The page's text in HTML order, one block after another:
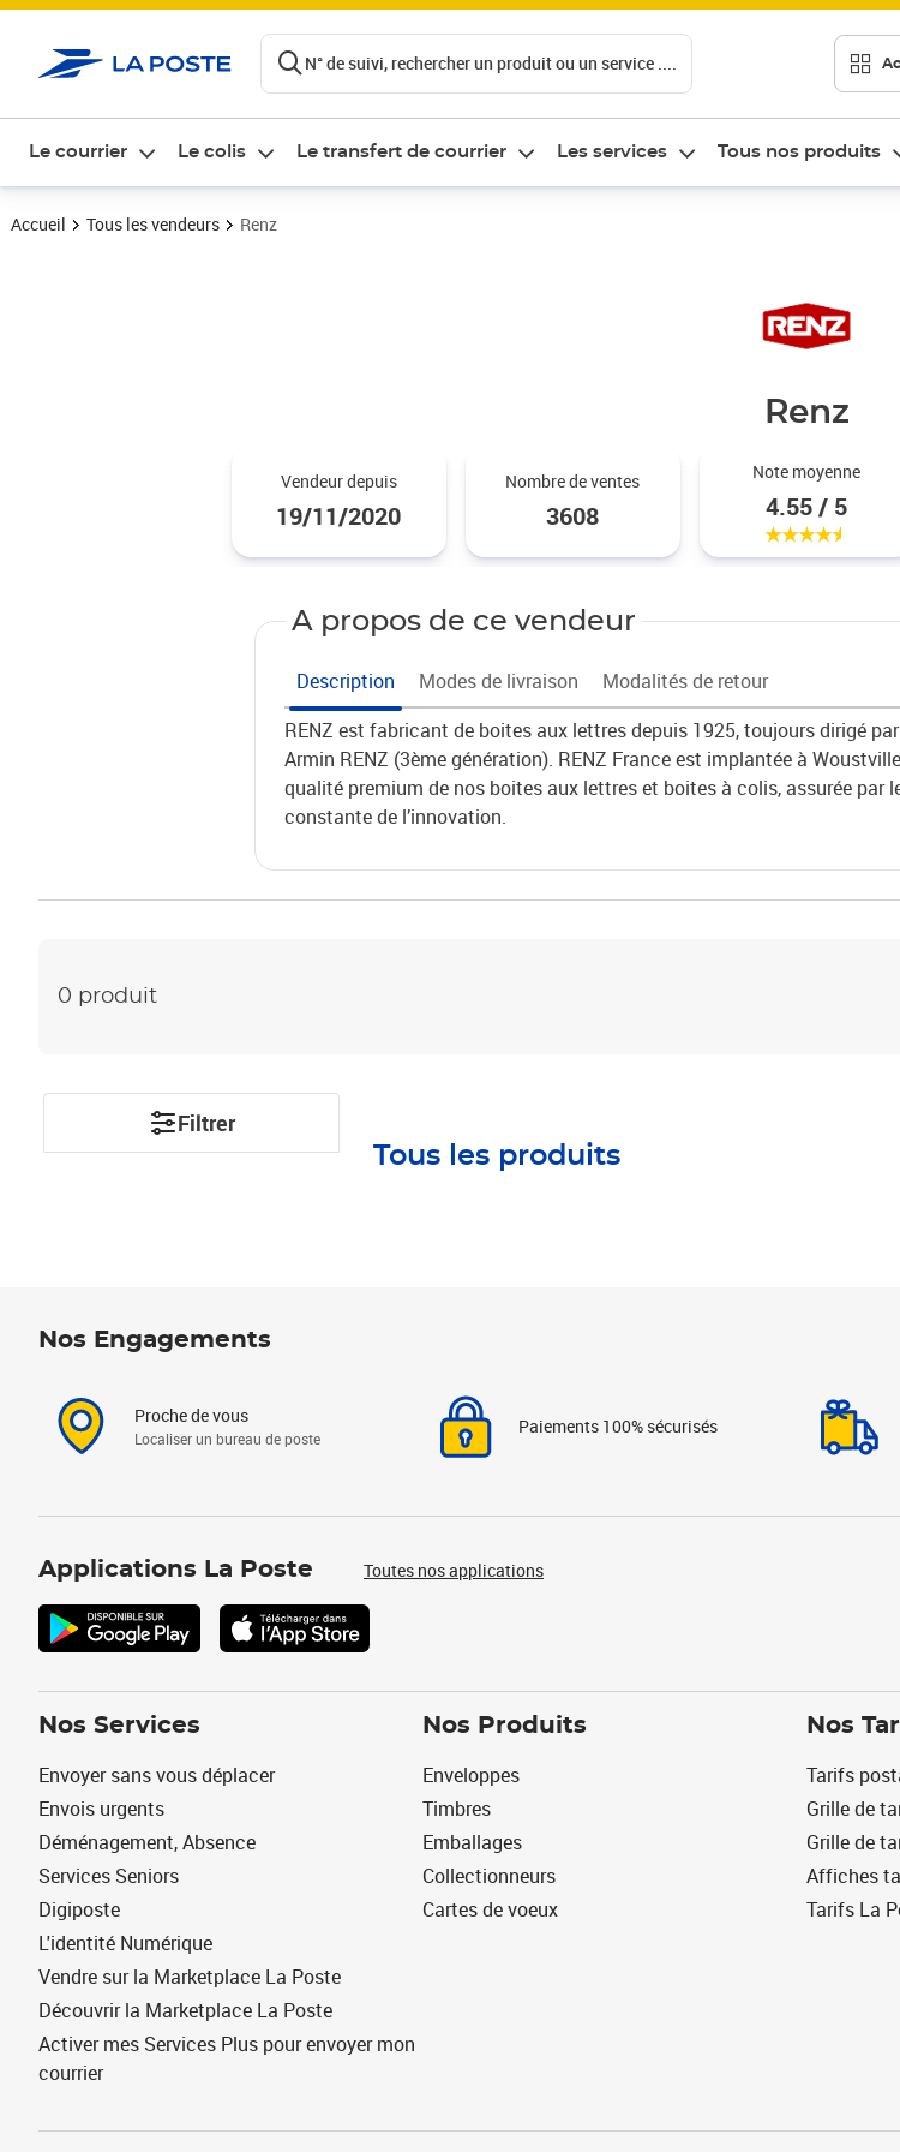
N° de suivi, rechercher un produit ou un service ....
Le courrier Le colis Le transfert de courrier Les services Tous nos produits
Accueil Tous les vendeurs Renz
Renz
Vendeur depuis
19/11/2020
Nombre de ventes
3608
Note moyenne
4.55 / 5
Noté 4.55 sur
A propos de ce vendeur
Description Modes de livraison
Modalités de retour
RENZ est fabricant de boites aux lettres depuis 1925, toujours dirigé
Armin RENZ (3ème génération). RENZ France est implantée à
qualité premium de nos boites aux lettres et boites à colis, assurée par
constante de l’innovation.
0 produit
Filtrer
Tous les produits
Nos Engagements
Proche de vous
Localiser un bureau de poste
Paiements 100% sécurisés
Applications La Poste Toutes nos applications
Nos Services
Envoyer sans vous déplacer
Envois urgents
Déménagement, Absence
Services Seniors
Digiposte
L'identité Numérique
Vendre sur la Marketplace La Poste
Découvrir la Marketplace La Poste
Activer mes Services Plus pour envoyer mon
courrier
Nos Produits
Enveloppes
Timbres
Emballages
Collectionneurs
Cartes de voeux
Nos
Tarifs
Grille de
Grille de
Affiches
Tarifs La